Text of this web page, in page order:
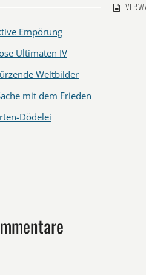
Empörung
Ultimaten IV
Weltbilder
mit dem Frieden
Dödelei